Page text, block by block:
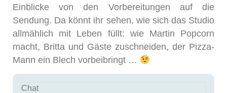
Einblicke von den Vorbereitungen auf die
Sendung. Da könnt ihr sehen, wie sich das Studio
allmählich mit Leben füllt: wie Martin Popcorn
macht, Britta und Gäste zuschneiden, der Pizza-
Mann ein Blech vorbeibringt …
Chat